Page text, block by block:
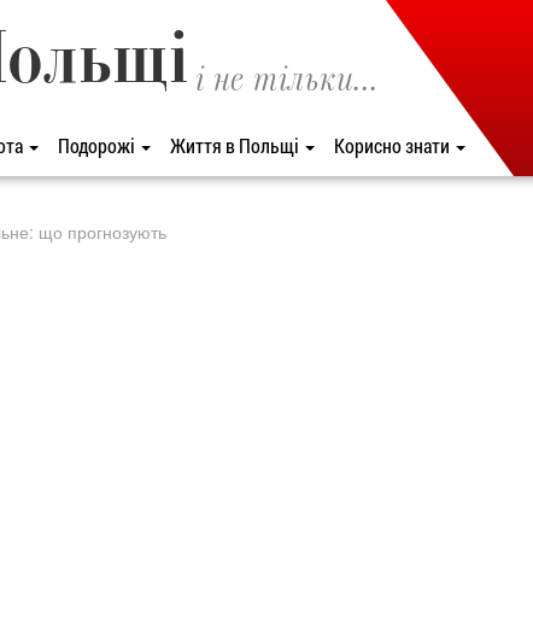
і не тільки...
Подорожі Життя в Польщі Корисно знати
що прогнозують